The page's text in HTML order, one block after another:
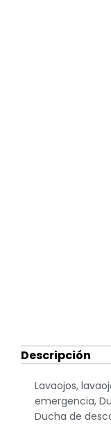
Descripción
Lavaojos,
emergencia,
Ducha de